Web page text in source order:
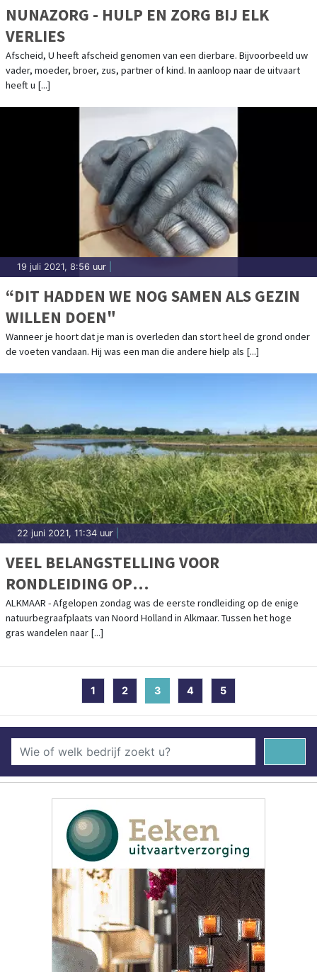
NUNAZORG - HULP EN ZORG BIJ ELK
VERLIES
Afscheid, U heeft afscheid genomen van een dierbare. Bijvoorbeeld uw
vader, moeder, broer, zus, partner of kind. In aanloop naar de uitvaart
heeft u [...]
19 juli 2021, 8:56 uur
“DIT HADDEN WE NOG SAMEN ALS GEZIN
WILLEN DOEN"
Wanneer je hoort dat je man is overleden dan stort heel de grond onder
de voeten vandaan. Hij was een man die andere hielp als [...]
22 juni 2021, 11:34 uur
VEEL BELANGSTELLING VOOR
RONDLEIDING OP
NATUURBEGRAAFPLAATS GEESTMERLOO
ALKMAAR - Afgelopen zondag was de eerste rondleiding op de enige
natuurbegraafplaats van Noord Holland in Alkmaar. Tussen het hoge
gras wandelen naar [...]
1 2 3 (current)
4 5